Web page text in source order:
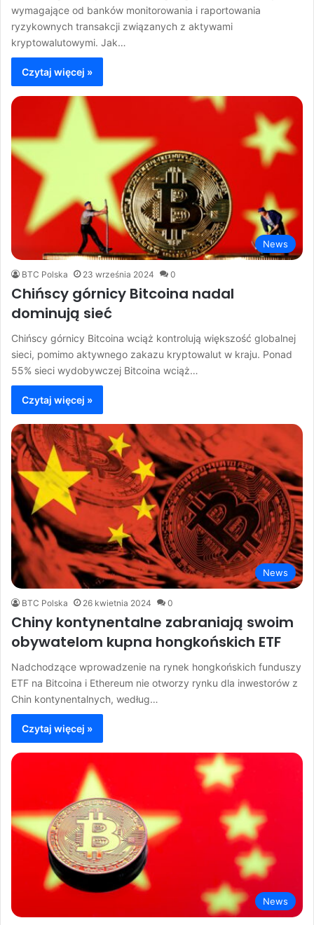
wymagające od banków monitorowania i raportowania
ryzykownych transakcji związanych z aktywami
kryptowalutowymi. Jak…
Czytaj więcej »
News
BTC Polska 23 września 2024 0
Chińscy górnicy Bitcoina nadal
dominują sieć
Chińscy górnicy Bitcoina wciąż kontrolują większość globalnej
sieci, pomimo aktywnego zakazu kryptowalut w kraju. Ponad
55% sieci wydobywczej Bitcoina wciąż…
Czytaj więcej »
News
BTC Polska 26 kwietnia 2024 0
Chiny kontynentalne zabraniają swoim
obywatelom kupna hongkońskich ETF
Nadchodzące wprowadzenie na rynek hongkońskich funduszy
ETF na Bitcoina i Ethereum nie otworzy rynku dla inwestorów z
Chin kontynentalnych, według…
Czytaj więcej »
News